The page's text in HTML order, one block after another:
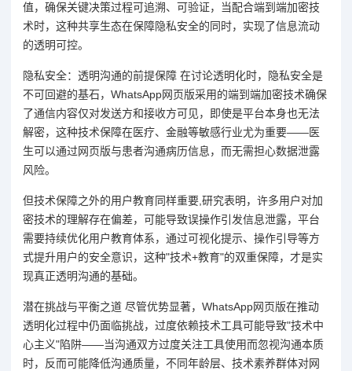
值，确保关键决策过程可追溯、可验证，当配合端到端加密技
术时，这种共享生态在保障隐私安全的同时，实现了信息流动
的透明可控。
隐私安全：透明沟通的前提保障 在讨论透明化时，隐私安全是
不可回避的基石，WhatsApp网页版采用的端到端加密技术确保
了通信内容仅对发送方和接收方可见，即使是平台本身也无法
解密，这种技术保障在医疗、金融等敏感行业尤为重要——医
生可以通过网页版与患者沟通病历信息，而无需担心数据泄露
风险。
但技术保障之外的用户教育同样重要,研究表明，许多用户对加
密技术的理解存在偏差，可能导致误操作引发信息泄露，平台
需要持续优化用户教育体系，通过可视化提示、操作引导等方
式提升用户的安全意识，这种"技术+教育"的双重保障，才是实
现真正透明沟通的基础。
潜在挑战与平衡之道 尽管优势显著，WhatsApp网页版在推动
透明化过程中仍面临挑战，过度依赖技术工具可能导致"技术中
心主义"陷阱——当沟通双方过度关注工具使用而忽视沟通本质
时，反而可能降低沟通质量，不同年龄层、技术素养群体对网